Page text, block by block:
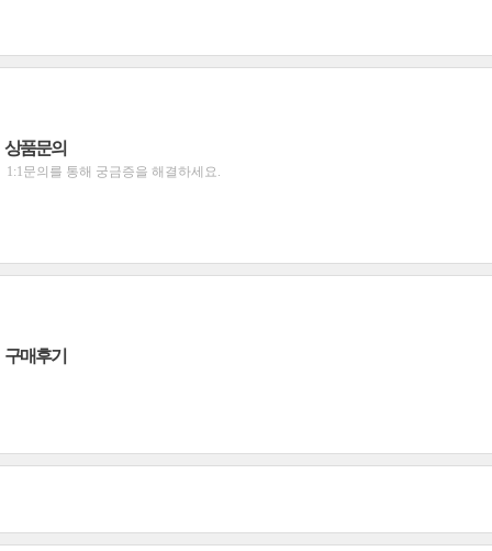
상품문의
1:1문의를 통해 궁금증을 해결하세요.
구매후기